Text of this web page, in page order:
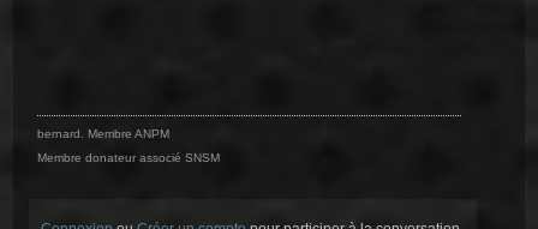
bernard. Membre ANPM
Membre donateur associé SNSM